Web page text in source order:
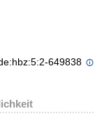
649838